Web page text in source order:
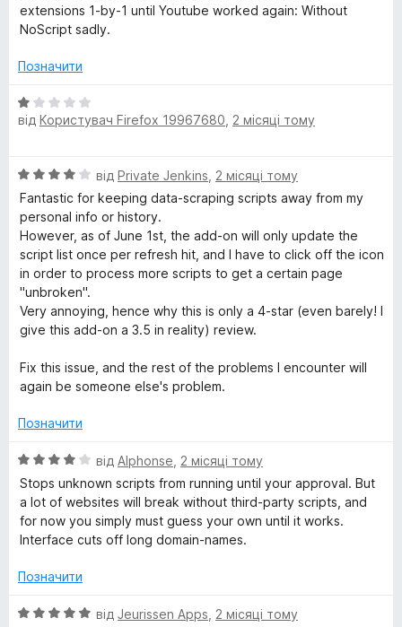
extensions 1-by-1 until Youtube worked again: Without
NoScript sadly.
Позначити
О
ц
к
а
1
з
5
від Користувач Firefox 19967680 2 місяці тому
О
ц
н
к
а
4
з
5
від Private Jenkins 2 місяці тому
Fantastic for keeping data-scraping scripts away from my
personal info or history.
However, as of June 1st, the add-on will only update the
script list once per refresh hit, and I have to click off the icon
in order to process more scripts to get a certain page
"unbroken".
Very annoying, hence why this is only a 4-star (even barely! I
give this add-on a 3.5 in reality) review.
Fix this issue, and the rest of the problems I encounter will
again be someone else's problem.
Позначити
О
ц
н
к
4
5
від Alphonse 2 місяці тому
Stops unknown scripts from running until your approval. But
a lot of websites will break without third-party scripts, and
for now you simply must guess your own until it works.
Interface cuts off long domain-names.
Позначити
О
від Jeurissen Apps 2 місяці тому